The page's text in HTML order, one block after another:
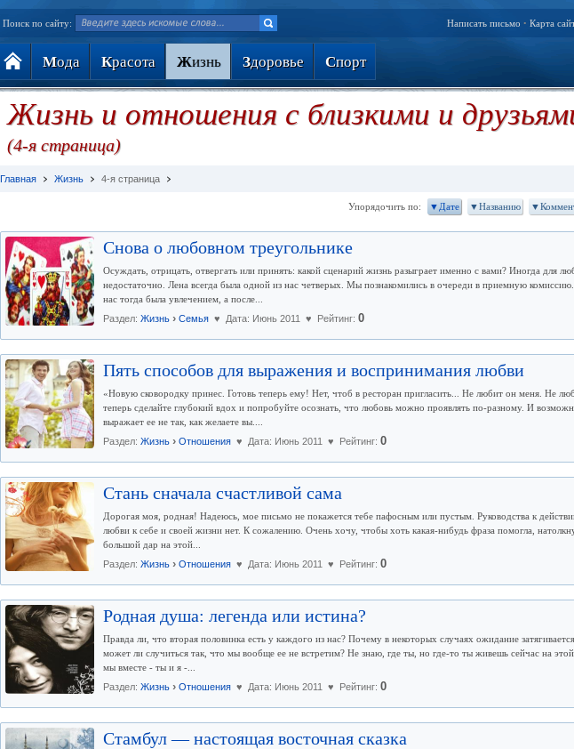
Поиск по сайту: Написать письмо • Карта
Мода Красота Жизнь Здоровье Спорт
Жизнь и отношения с близкими и
(4-я страница)
Главная Жизнь 4-я страница
Упорядочить по: ▼Дате ▼Названию
Снова о любовном треугольнике
Осуждать, отрицать, отвергать или принять: какой сценарий жизнь разыграет именно с вами? Иногда для
недостаточно. Лена всегда была одной из нас четверых. Мы познакомились в очереди в приемную
нас тогда была увлечением, а после...
Раздел: Жизнь › Семья ♥ Дата: Июнь 2011 ♥ Рейтинг: 0
Пять способов для выражения и воспринимания любви
«Новую сковородку принес. Готовь теперь ему! Нет, чтоб в ресторан пригласить... Не любит он меня. Не
теперь сделайте глубокий вдох и попробуйте осознать, что любовь можно проявлять по-разному. И
выражает ее не так, как желаете вы....
Раздел: Жизнь › Отношения ♥ Дата: Июнь 2011 ♥ Рейтинг: 0
Стань сначала счастливой сама
Дорогая моя, родная! Надеюсь, мое письмо не покажется тебе пафосным или пустым. Руководства к
любви к себе и своей жизни нет. К сожалению. Очень хочу, чтобы хоть какая-нибудь фраза помогла,
большой дар на этой...
Раздел: Жизнь › Отношения ♥ Дата: Июнь 2011 ♥ Рейтинг: 0
Родная душа: легенда или истина?
Правда ли, что вторая половинка есть у каждого из нас? Почему в некоторых случаях ожидание
может ли случиться так, что мы вообще ее не встретим? Не знаю, где ты, но где-то ты живешь сейчас на
мы вместе - ты и я -...
Раздел: Жизнь › Отношения ♥ Дата: Июнь 2011 ♥ Рейтинг: 0
Стамбул — настоящая восточная сказка